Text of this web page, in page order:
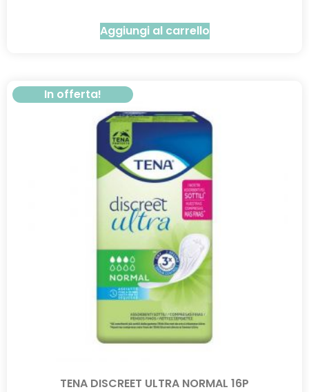
Aggiungi al carrello
In offerta!
TENA DISCREET ULTRA NORMAL 16P